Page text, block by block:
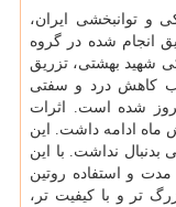
و توانبخشی ایران،
انجام شده در گروه
شهید بهشتی، تزریق
كاهش درد و سفتی
شده است. اثرات
ماه ادامه داشت. این
نداشت. با این
و استفاده روتین
تر و با كیفیت تر،